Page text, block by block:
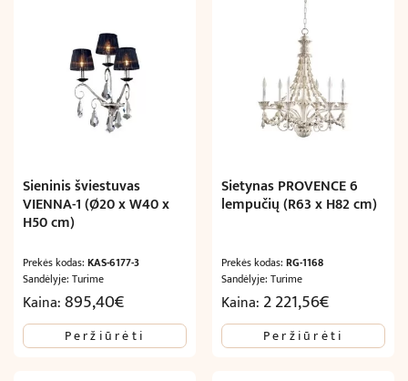
Sieninis šviestuvas
VIENNA-1 (Ø20 x W40 x
H50 cm)
Prekės kodas: KAS-6177-3
Sandėlyje: Turime
Kaina:895,40€
Peržiūrėti
Sietynas PROVENCE 6
lempučių (R63 x H82 cm)
Prekės kodas:RG-1168
Sandėlyje: Turime
Kaina: 2 221,56€
Peržiūrėti